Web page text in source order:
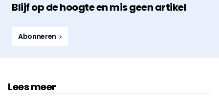
Blijf op de hoogte en mis geen artikel
Abonneren
Lees meer